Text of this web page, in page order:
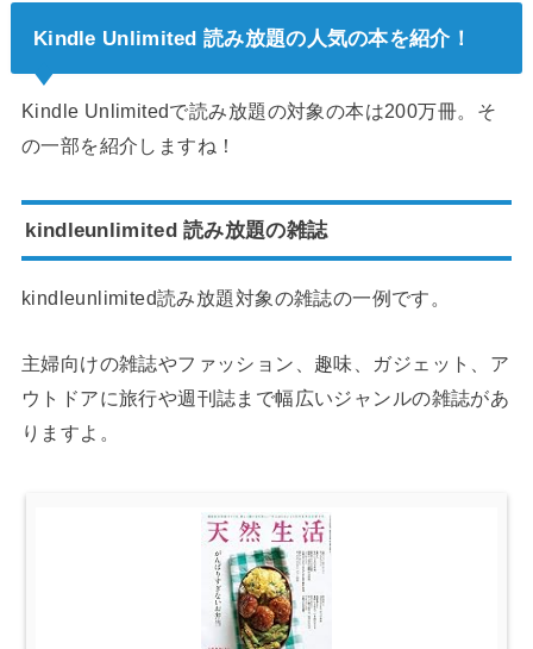
Kindle Unlimited 読み放題の人気の本を紹介！
Kindle Unlimitedで読み放題の対象の本は200万冊。そ
の一部を紹介しますね！
kindleunlimited 読み放題の雑誌
kindleunlimited読み放題対象の雑誌の一例です。
主婦向けの雑誌やファッション、趣味、ガジェット、ア
ウトドアに旅行や週刊誌まで幅広いジャンルの雑誌があ
りますよ。